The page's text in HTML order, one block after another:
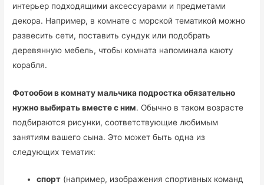
интерьер подходящими аксессуарами и предметами
декора. Например, в комнате с морской тематикой можно
развесить сети, поставить сундук или подобрать
деревянную мебель, чтобы комната напоминала каюту
корабля.
Фотообои в комнату мальчика подростка обязательно
нужно выбирать вместе с ним. Обычно в таком возрасте
подбираются рисунки, соответствующие любимым
занятиям вашего сына. Это может быть одна из
следующих тематик:
спорт (например, изображения спортивных команд